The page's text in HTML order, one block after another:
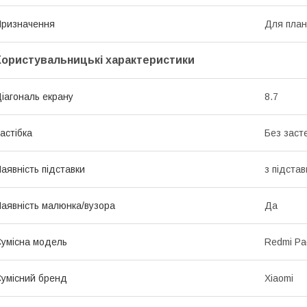
Для
характеристики
екрану 8.7
Без
підставки з
малюнка/вузора Да
модель Redmi
бренд Xiaomi